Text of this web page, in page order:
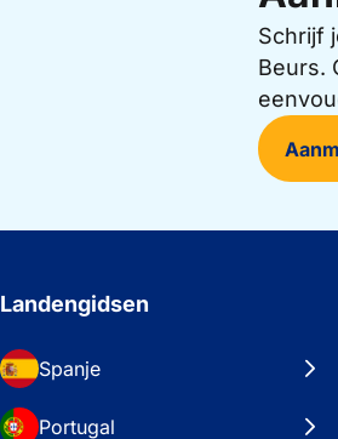
Schrijf
Beurs.
Landengidsen
Spanje
Portugal